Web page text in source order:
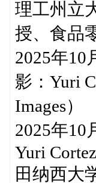
理工州立
授、食品
2025年10
影：Yuri
Images）
2025年10
Yuri
田纳西大